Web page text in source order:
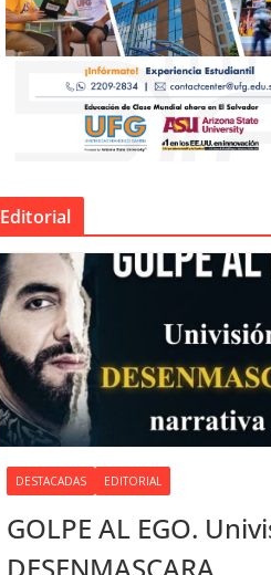
Editorial
DESTACADAS EDITORIAL
GOLPE AL EGO.